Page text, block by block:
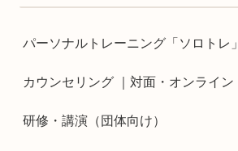
パーソナルトレーニング「ソロトレ」
カウンセリング ｜対面・オンライン
研修・講演（団体向け）